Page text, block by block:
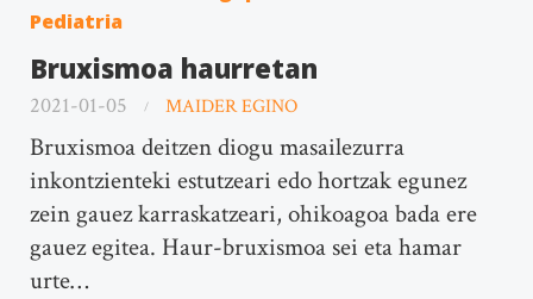
Pediatria
Bruxismoa haurretan
2021-01-05 MAIDER EGINO
Bruxismoa deitzen diogu masailezurra
inkontzienteki estutzeari edo hortzak egunez
zein gauez karraskatzeari, ohikoagoa bada ere
gauez egitea. Haur-bruxismoa sei eta hamar
urte…